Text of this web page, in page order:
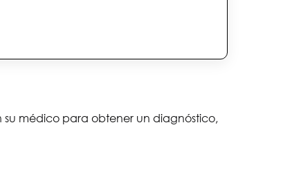
su médico para obtener un diagnóstico,